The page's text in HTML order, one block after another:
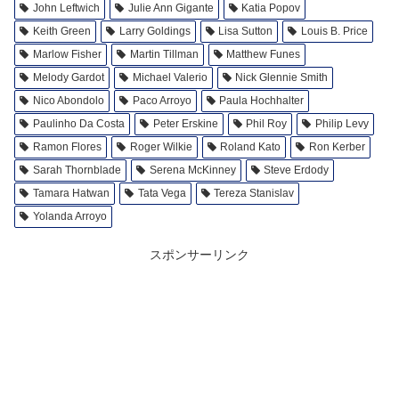
John Leftwich
Julie Ann Gigante
Katia Popov
Keith Green
Larry Goldings Lisa Sutton
Louis B. Price
Marlow Fisher
Martin Tillman
Matthew Funes
Melody Gardot
Michael Valerio
Nick Glennie Smith
Nico Abondolo
Paco Arroyo
Paula Hochhalter
Paulinho Da Costa
Peter Erskine Phil Roy
Philip Levy
Ramon Flores
Roger Wilkie Roland Kato
Ron Kerber
Sarah Thornblade
Serena McKinney
Steve Erdody
Tamara Hatwan
Tata Vega
Tereza Stanislav
Yolanda Arroyo
スポンサーリンク